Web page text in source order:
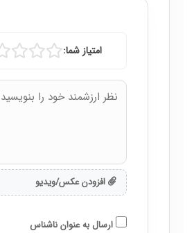
امتیاز شما:
افزودن عکس/ویدیو
ارسال به عنوان ناشناس